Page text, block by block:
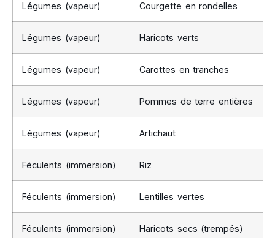
Légumes (vapeur) Courgette en rondelles
Légumes (vapeur) Haricots verts
Légumes (vapeur) Carottes en tranches
Légumes (vapeur) Pommes de terre entières
Légumes (vapeur) Artichaut
Féculents (immersion) Riz
Féculents (immersion) Lentilles vertes
Féculents (immersion) Haricots secs (trempés)